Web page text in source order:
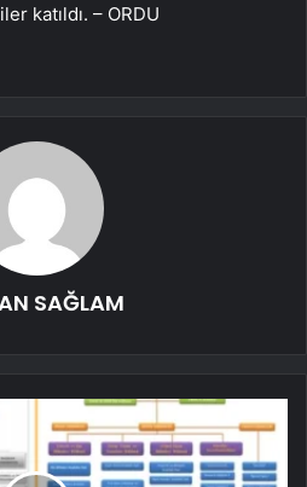
katıldı. – ORDU
SAĞLAM